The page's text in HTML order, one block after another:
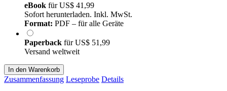
eBook fürUS$ 41,99
Sofort herunterladen. Inkl. MwSt.
Format: PDF – für alle Geräte
Paperback fürUS$ 51,99
Versand weltweit
In den Warenkorb
Zusammenfassung Leseprobe Details